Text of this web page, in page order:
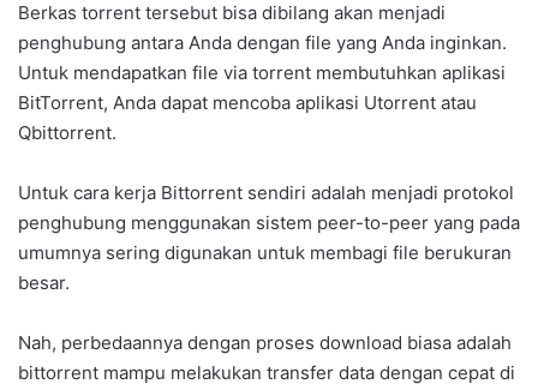
Berkas torrent tersebut bisa dibilang akan menjadi
penghubung antara Anda dengan file yang Anda inginkan.
Untuk mendapatkan file via torrent membutuhkan aplikasi
BitTorrent, Anda dapat mencoba aplikasi Utorrent atau
Qbittorrent.
Untuk cara kerja Bittorrent sendiri adalah menjadi protokol
penghubung menggunakan sistem peer-to-peer yang pada
umumnya sering digunakan untuk membagi file berukuran
besar.
Nah, perbedaannya dengan proses download biasa adalah
bittorrent mampu melakukan transfer data dengan cepat di